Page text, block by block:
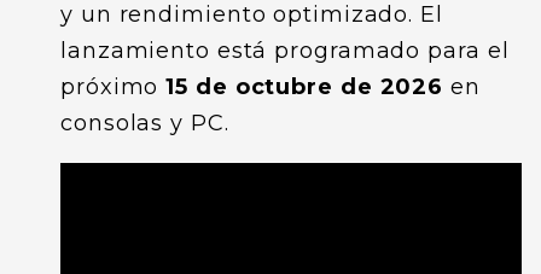
y un rendimiento optimizado. El
lanzamiento está programado para el
próximo15 de octubre de 2026 en
consolas y PC.